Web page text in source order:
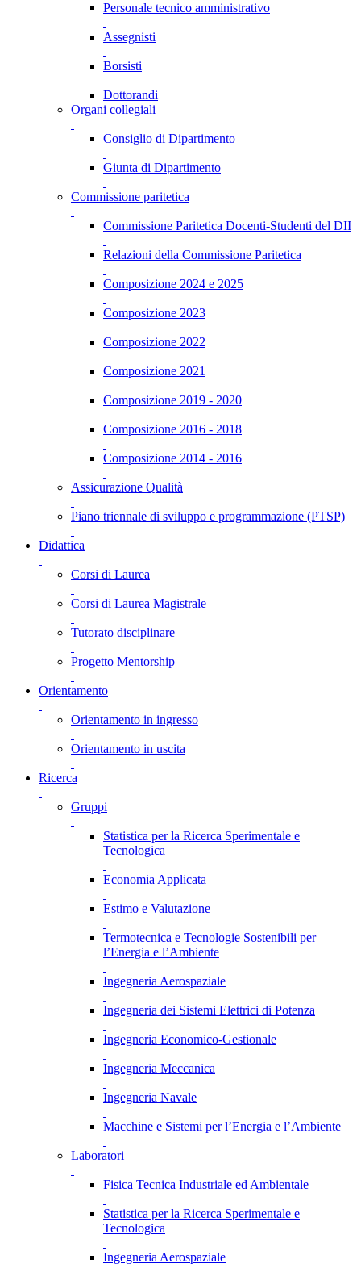
Personale tecnico amministrativo
Assegnisti
Borsisti
Dottorandi
Organi collegiali
Consiglio di Dipartimento
Giunta di Dipartimento
Commissione paritetica
Commissione Paritetica Docenti-Studenti del DII
Relazioni della Commissione Paritetica
Composizione 2024 e 2025
Composizione 2023
Composizione 2022
Composizione 2021
Composizione 2019 - 2020
Composizione 2016 - 2018
Composizione 2014 - 2016
Assicurazione Qualità
Piano triennale di sviluppo e programmazione (PTSP)
Didattica
Corsi di Laurea
Corsi di Laurea Magistrale
Tutorato disciplinare
Progetto Mentorship
Orientamento
Orientamento in ingresso
Orientamento in uscita
Ricerca
Gruppi
Statistica per la Ricerca Sperimentale e
Tecnologica
Economia Applicata
Estimo e Valutazione
Termotecnica e Tecnologie Sostenibili per
l’Energia e l’Ambiente
Ingegneria Aerospaziale
Ingegneria dei Sistemi Elettrici di Potenza
Ingegneria Economico-Gestionale
Ingegneria Meccanica
Ingegneria Navale
Macchine e Sistemi per l’Energia e l’Ambiente
Laboratori
Fisica Tecnica Industriale ed Ambientale
Statistica per la Ricerca Sperimentale e
Tecnologica
Ingegneria Aerospaziale